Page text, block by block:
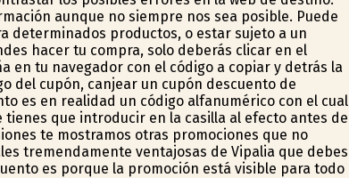
aunque no siempre nos sea posible. Puede
determinados productos, o estar sujeto a un
hacer tu compra, solo deberás clicar en el
en tu navegador con el código a copiar y detrás la
del cupón, canjear un cupón descuento de
es en realidad un código alfanumérico con el cual
que introducir en la casilla al efecto antes de
te mostramos otras promociones que no
tremendamente ventajosas de Vipalia que debes
es porque la promoción está visible para todo